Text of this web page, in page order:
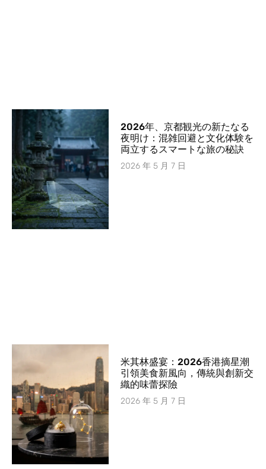
2026年、京都観光の新たなる
夜明け：混雑回避と文化体験を
両立するスマートな旅の秘訣
2026 年 5 月 7 日
米其林盛宴：2026香港摘星潮
引領美食新風向，傳統與創新交
織的味蕾探險
2026 年 5 月 7 日